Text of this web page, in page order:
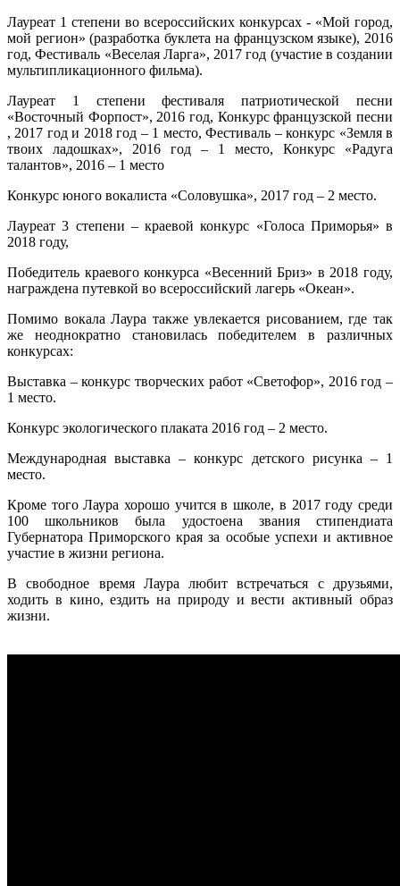
Лауреат 1 степени во всероссийских конкурсах - «Мой город,
мой регион» (разработка буклета на французском языке), 2016
год, Фестиваль «Веселая Ларга», 2017 год (участие в создании
мультипликационного фильма).
Лауреат 1 степени фестиваля патриотической песни
«Восточный Форпост», 2016 год, Конкурс французской песни
, 2017 год и 2018 год – 1 место, Фестиваль – конкурс «Земля в
твоих ладошках», 2016 год – 1 место, Конкурс «Радуга
талантов», 2016 – 1 место
Конкурс юного вокалиста «Соловушка», 2017 год – 2 место.
Лауреат 3 степени – краевой конкурс «Голоса Приморья» в
2018 году,
Победитель краевого конкурса «Весенний Бриз» в 2018 году,
награждена путевкой во всероссийский лагерь «Океан».
Помимо вокала Лаура также увлекается рисованием, где так
же неоднократно становилась победителем в различных
конкурсах:
Выставка – конкурс творческих работ «Светофор», 2016 год –
1 место.
Конкурс экологического плаката 2016 год – 2 место.
Международная выставка – конкурс детского рисунка – 1
место.
Кроме того Лаура хорошо учится в школе, в 2017 году среди
100 школьников была удостоена звания стипендиата
Губернатора Приморского края за особые успехи и активное
участие в жизни региона.
В свободное время Лаура любит встречаться с друзьями,
ходить в кино, ездить на природу и вести активный образ
жизни.